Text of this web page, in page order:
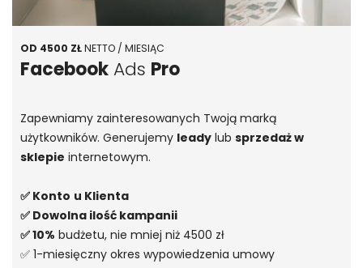
OD 4500 ZŁNETTO / MIESIĄC
FacebookAds Pro
Zapewniamy zainteresowanych Twoją marką
użytkowników. Generujemy leady lub sprzedaż w
sklepie internetowym.
✅ Konto u Klienta
✅ Dowolna ilość kampanii
✅ 10% budżetu, nie mniej niż 4500 zł
✅ 1-miesięczny okres wypowiedzenia umowy